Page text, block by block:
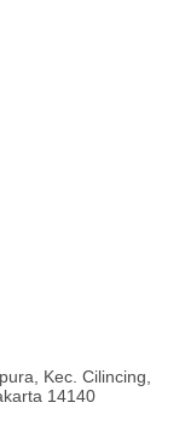
Kec. Cilincing,
14140